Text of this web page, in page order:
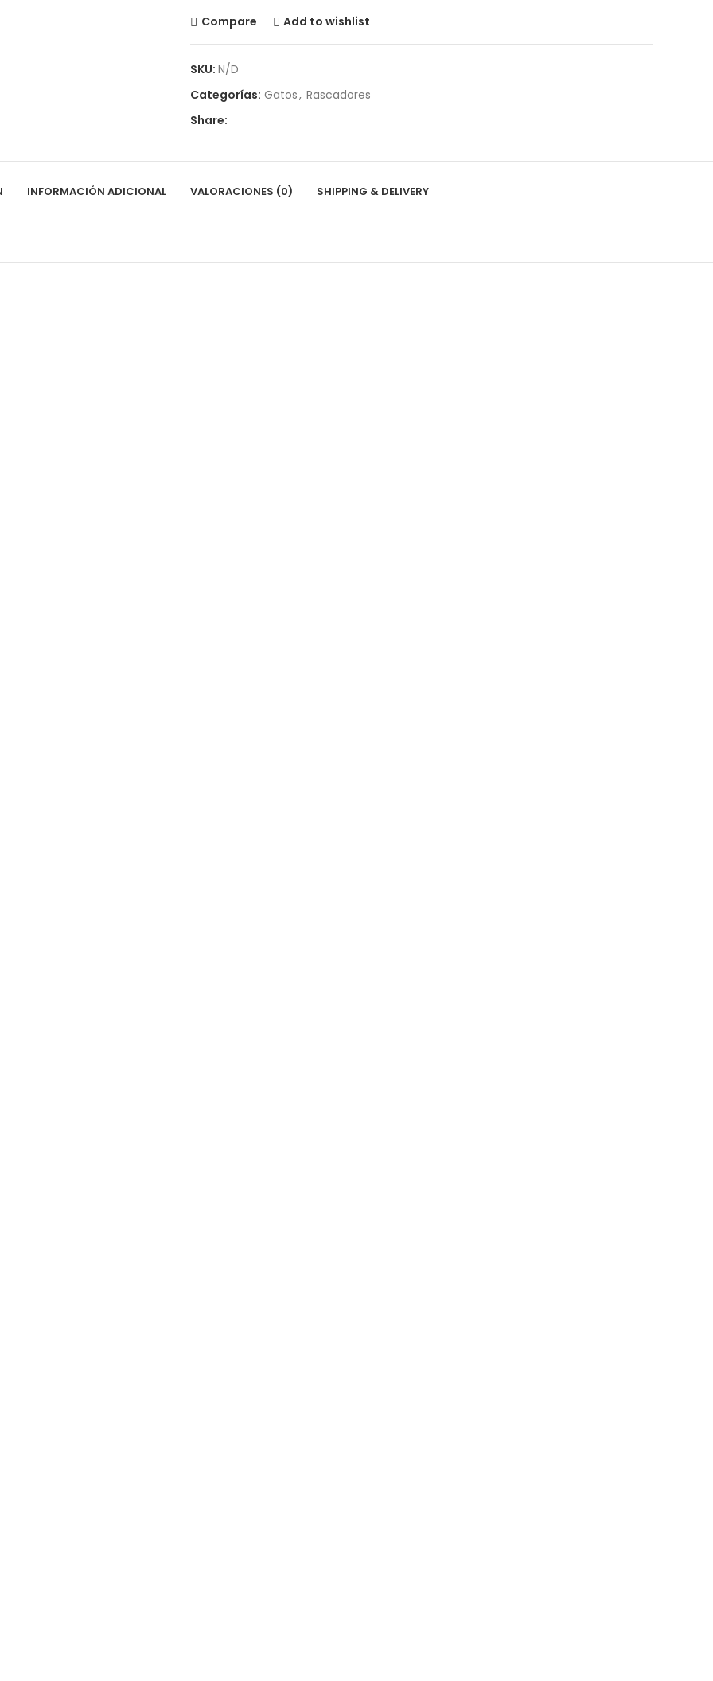
Compare Add to wishlist
SKU: N/D
Categorías: Gatos, Rascadores
Share:
INFORMACIÓN ADICIONAL VALORACIONES (0) SHIPPING & DELIVERY